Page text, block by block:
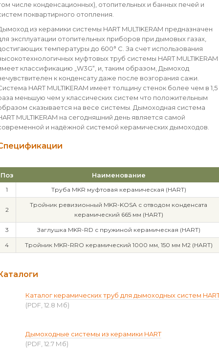
числе конденсационных), отопительных и банных печей и
поквартирного отопления.
из керамики системы HART MULTIKERAM предназначен
эксплуатации отопительных приборов при дымовых газах,
температуры до 600° C. За счет использования
муфтовых труб системы HART MULTIKERAM
классификацию „W3G“, и, таким образом, Дымоход
к конденсату даже после возгорания сажи.
HART MULTIKERAM имеет толщину стенок более чем в 1,5
меньшую чем у классических систем что положительным
сказывается на весе системы. Дымоходная система
MULTIKERAM на сегодняшний день является самой
и надёжной системой керамических дымоходов.
Поз Наименование
1 Труба MKR муфтовая керамическая (HART)
2
Тройник ревизионный MKR-KOSA с отводом конденсата
керамический 665 мм (HART)
3 Заглушка MKR-RD с пружиной керамическая (HART)
4 Тройник MKR-RRO керамический 1000 мм, 150 мм М2 (HART)
Каталог керамических труб для дымоходных систем
(PDF, 12.8 Мб)
Дымоходные системы из керамики HART
(PDF, 12.7 Мб)